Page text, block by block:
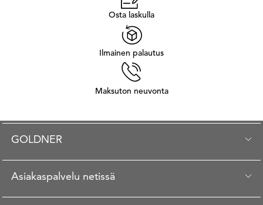
Osta laskulla
Ilmainen palautus
Maksuton neuvonta
GOLDNER
Asiakaspalvelu netissä